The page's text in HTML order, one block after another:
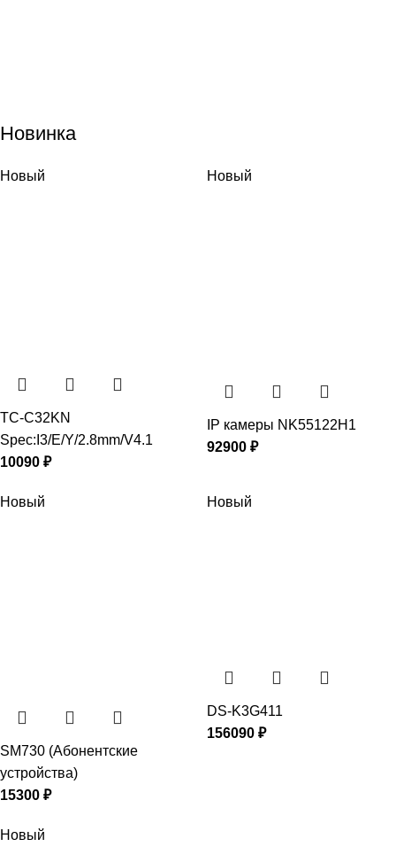
Новинка
Новый
TC-C32KN
Spec:I3/E/Y/2.8mm/V4.1
10090 ₽
Новый
IP камеры NK55122H1
92900 ₽
Новый
SM730 (Абонентские
устройства)
15300 ₽
Новый
DS-K3G411
156090 ₽
Новый